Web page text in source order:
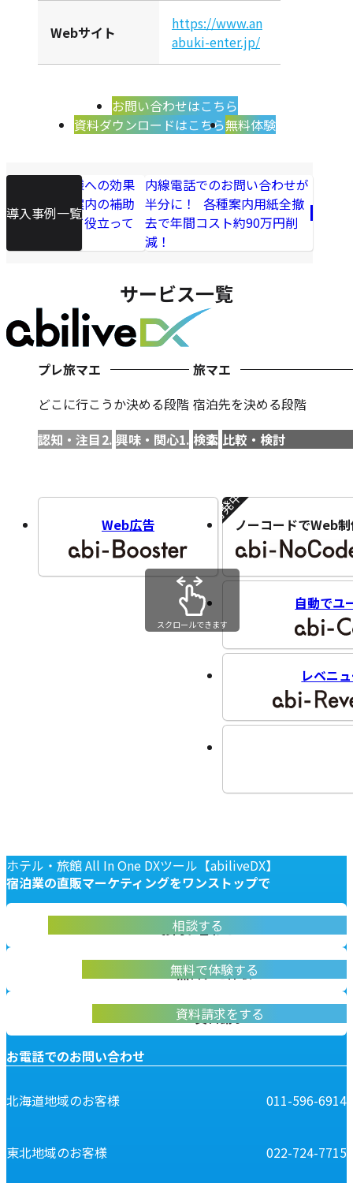
Webサイト
https://www.an
abuki-enter.jp/
お問い合わせはこちら
資料ダウンロードはこちら無料体験
海外のお客様への効果
を実感！ご案内の補助
ツールとして役立って
導入事例一覧
内線電話でのお問い合わせが
半分に！ 各種案内用紙全撤
去で年間コスト約90万円削
減！
サービス一覧
プレ旅マエ
どこに行こうか決める段階
認知・注目
興味・関心
旅マエ
宿泊先を決める段階
検索 比較・検討
Web広告 ノーコードでWeb
開発中!!
自動でユ
レベニ
スクロールできます
ホテル・旅館 All In One DXツール【abiliveDX】
宿泊業の直販マーケティングをワンストップで
お問い合わせ
abiliveDX導入に関する不明点をお答えします
相談する
無料デモ体験
実際に操作して体験いただけます
無料で体験する
資料請求
abiliveDXの資料はこちらから
資料請求をする
お電話でのお問い合わせ
北海道地域のお客様 011-596-6914
東北地域のお客様 022-724-7715